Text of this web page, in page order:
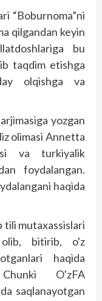
“Boburnoma”ni
qilgandan keyin
bu
taqdim etishga
olqishga va
yozgan
olimasi Annetta
va turkiyalik
foydalangan.
haqida
tili mutaxassislari
bitirib, o'z
haqida
O'zFA
saqlanayotgan